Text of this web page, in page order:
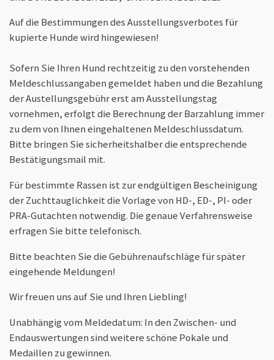
Auf die Bestimmungen des Ausstellungsverbotes für
kupierte Hunde wird hingewiesen!
Sofern Sie Ihren Hund rechtzeitig zu den vorstehenden
Meldeschlussangaben gemeldet haben und die Bezahlung
der Austellungsgebühr erst am Ausstellungstag
vornehmen, erfolgt die Berechnung der Barzahlung immer
zu dem von Ihnen eingehaltenen Meldeschlussdatum.
Bitte bringen Sie sicherheitshalber die entsprechende
Bestätigungsmail mit.
Für bestimmte Rassen ist zur endgültigen Bescheinigung
der Zuchttauglichkeit die Vorlage von HD-, ED-, Pl- oder
PRA-Gutachten notwendig. Die genaue Verfahrensweise
erfragen Sie bitte telefonisch.
Bitte beachten Sie die Gebührenaufschläge für später
eingehende Meldungen!
Wir freuen uns auf Sie und Ihren Liebling!
Unabhängig vom Meldedatum: In den Zwischen- und
Endauswertungen sind weitere schöne Pokale und
Medaillen zu gewinnen.